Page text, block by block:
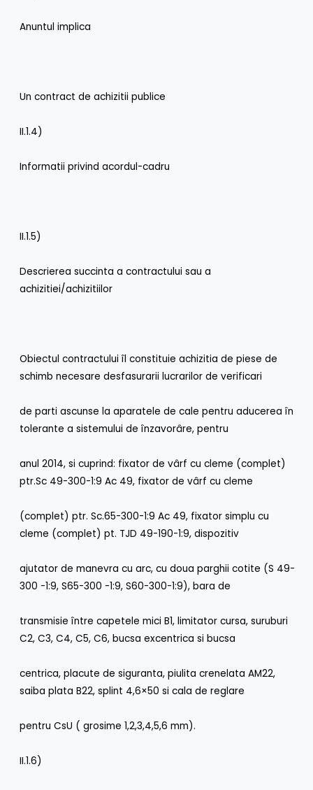
Anuntul implica
Un contract de achizitii publice
II.1.4)
Informatii privind acordul-cadru
II.1.5)
Descrierea succinta a contractului sau a
achizitiei/achizitiilor
Obiectul contractului îl constituie achizitia de piese de
schimb necesare desfasurarii lucrarilor de verificari
de parti ascunse la aparatele de cale pentru aducerea în
tolerante a sistemului de înzavorâre, pentru
anul 2014, si cuprind: fixator de vârf cu cleme (complet)
ptr.Sc 49-300-1:9 Ac 49, fixator de vârf cu cleme
(complet) ptr. Sc.65-300-1:9 Ac 49, fixator simplu cu
cleme (complet) pt. TJD 49-190-1:9, dispozitiv
ajutator de manevra cu arc, cu doua parghii cotite (S 49-
300 -1:9, S65-300 -1:9, S60-300-1:9), bara de
transmisie între capetele mici B1, limitator cursa, suruburi
C2, C3, C4, C5, C6, bucsa excentrica si bucsa
centrica, placute de siguranta, piulita crenelata AM22,
saiba plata B22, splint 4,6×50 si cala de reglare
pentru CsU ( grosime 1,2,3,4,5,6 mm).
II.1.6)